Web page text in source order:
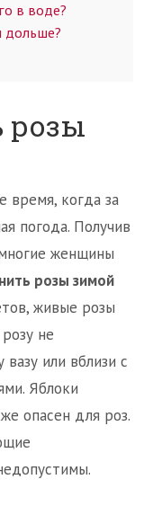
в воде?
дольше?
розы
время, когда за
погода. Получив
женщины
розы зимой
живые розы
не
или вблизи с
Яблоки
опасен для роз.